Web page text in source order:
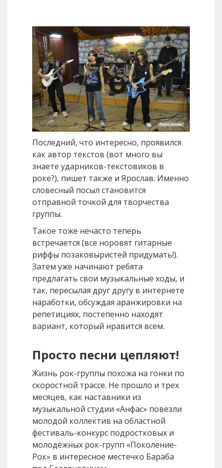
Последний, что интересно, проявился
как автор текстов (вот много вы
знаете ударников-текстовиков в
роке?), пишет также и Ярослав. Именно
словесный посыл становится
отправной точкой для творчества
группы.
Такое тоже нечасто теперь
встречается (все норовят гитарные
риффы позаковыристей придумать!).
Затем уже начинают ребята
предлагать свои музыкальные ходы, и
так, пересылая друг другу в интернете
наработки, обсуждая аранжировки на
репетициях, постепенно находят
вариант, который нравится всем.
Просто песни цепляют!
Жизнь рок-группы похожа на гонки по
скоростной трассе. Не прошло и трех
месяцев, как наставники из
музыкальной студии «Анфас» повезли
молодой коллектив на областной
фестиваль-конкурс подростковых и
молодёжных рок-групп «Поколение-
Рок» в интересное местечко Бараба